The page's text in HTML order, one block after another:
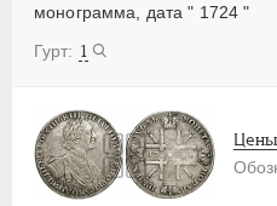
монограмма, дата " 1724 "
1
Цены